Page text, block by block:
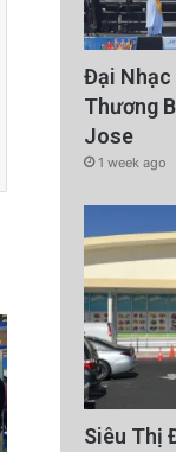
Đại Nhạc
Thương
Jose
1 week ago
Siêu Thị